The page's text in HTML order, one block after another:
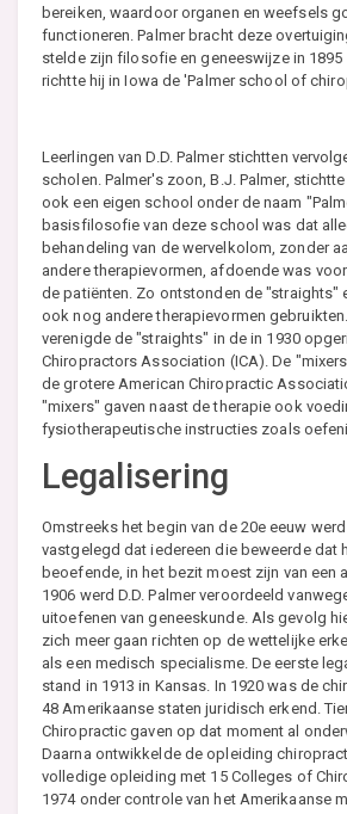
bereiken, waardoor organen en weefsels
functioneren. Palmer bracht deze
stelde zijn filosofie en geneeswijze in 1895
richtte hij in Iowa de 'Palmer school of
Leerlingen van D.D. Palmer stichtten
scholen. Palmer's zoon, B.J. Palmer,
ook een eigen school onder de naam
basisfilosofie van deze school was dat
behandeling van de wervelkolom, zonder
andere therapievormen, afdoende was
de patiënten. Zo ontstonden de "straights"
ook nog andere therapievormen
verenigde de "straights" in de in 1930
Chiropractors Association (ICA). De
de grotere American Chiropractic
"mixers" gaven naast de therapie ook
fysiotherapeutische instructies zoals
Legalisering
Omstreeks het begin van de 20e eeuw
vastgelegd dat iedereen die beweerde dat
beoefende, in het bezit moest zijn van een
1906 werd D.D. Palmer veroordeeld
uitoefenen van geneeskunde. Als gevolg
zich meer gaan richten op de wettelijke
als een medisch specialisme. De eerste
stand in 1913 in Kansas. In 1920 was de
48 Amerikaanse staten juridisch erkend.
Chiropractic gaven op dat moment al
Daarna ontwikkelde de opleiding
volledige opleiding met 15 Colleges of
1974 onder controle van het Amerikaanse